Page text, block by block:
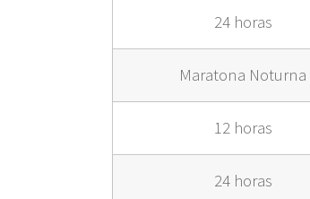
24 horas
Maratona Noturna
12 horas
24 horas